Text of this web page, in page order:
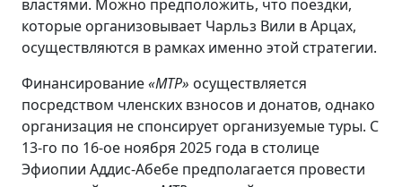
властями. Можно предположить, что поездки,
которые организовывает Чарльз Вили в Арцах,
осуществляются в рамках именно этой стратегии.
Финансирование«MTP» осуществляется
посредством членских взносов и донатов, однако
организация не спонсирует организуемые туры. С
13-го по 16-ое ноября 2025 года в столице
Эфиопии Аддис-Абебе предполагается провести